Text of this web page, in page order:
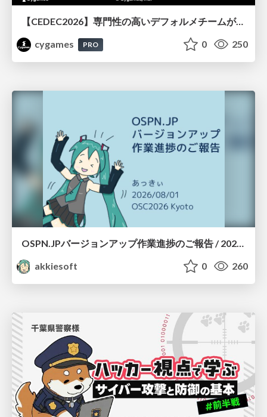
【CEDEC2026】専門性の高いデフォルメチームが挑んだ人材育成戦略 〜Cygames Academiaの企画から実施まで〜
cygames
PRO 0 250
OSPN.JPバージョンアップ作業進捗のご報告 / 20260801-osc26kyoto
akkiesoft
0 260